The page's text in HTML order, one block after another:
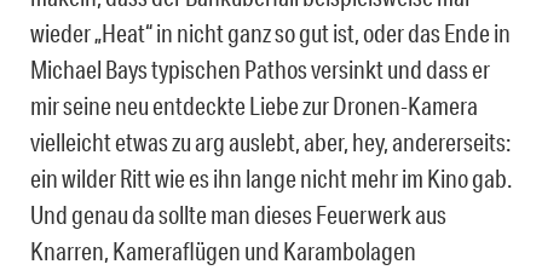
wieder „Heat“ in nicht ganz so gut ist, oder das Ende in
Michael Bays typischen Pathos versinkt und dass er
mir seine neu entdeckte Liebe zur Dronen-Kamera
vielleicht etwas zu arg auslebt, aber, hey, andererseits:
ein wilder Ritt wie es ihn lange nicht mehr im Kino gab.
Und genau da sollte man dieses Feuerwerk aus
Knarren, Kameraflügen und Karambolagen